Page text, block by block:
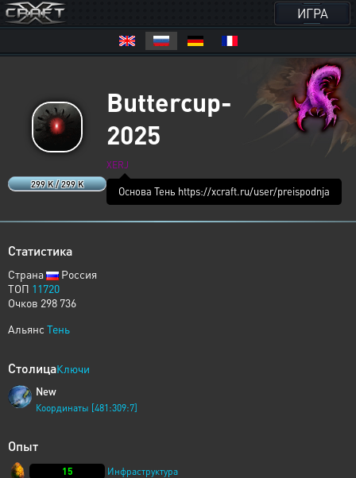
ИГРА
299 K / 299 K
Buttercup-
2025
XERJ
Основа Тень https://xcraft.ru/user/preispodnja
Статистика
Страна
Россия
ТОП 11720
Очков 298 736
Альянс Тень
СтолицаКлючи
New
Координаты [481:309:7]
Опыт
15
Инфраструктура